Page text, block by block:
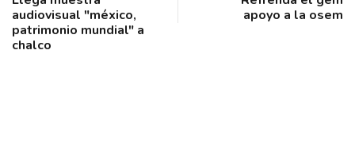
audiovisual "méxico,
patrimonio mundial" a
chalco
apoyo a la osem